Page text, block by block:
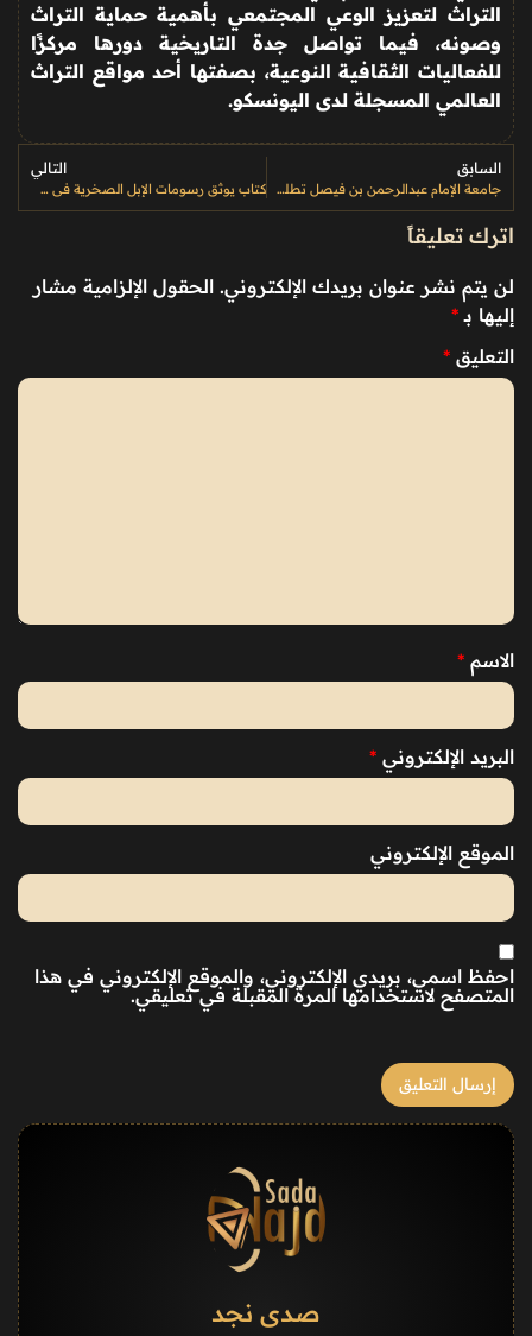
التراث لتعزيز الوعي المجتمعي بأهمية حماية التراث
وصونه، فيما تواصل جدة التاريخية دورها مركزًا
للفعاليات الثقافية النوعية، بصفتها أحد مواقع التراث
العالمي المسجلة لدى اليونسكو.
السابق
جامعة الإمام عبدالرحمن بن فيصل تطلق ماجستير الدراسات المتحفية بالشراكة مع جامعة لندن وهيئة المتاحف
التالي
كتاب يوثق رسومات الإبل الصخرية في حائل ويكشف تاريخ استئناسها قبل آلاف السنين
اترك تعليقاً
لن يتم نشر عنوان بريدك الإلكتروني. الحقول الإلزامية مشار
إليها بـ *
التعليق *
الاسم *
البريد الإلكتروني *
الموقع الإلكتروني
احفظ اسمي، بريدي الإلكتروني، والموقع الإلكتروني في هذا
المتصفح لاستخدامها المرة المقبلة في تعليقي.
صدى نجد